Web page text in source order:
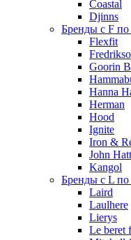
Coastal
Djinns
Бренды с F
Flexfit
Goorin
Hanna
Herman
Hood
Ignite
Iron &
John
Kangol
Бренды с L по
Laird
Laulhere
Lierys
Le beret